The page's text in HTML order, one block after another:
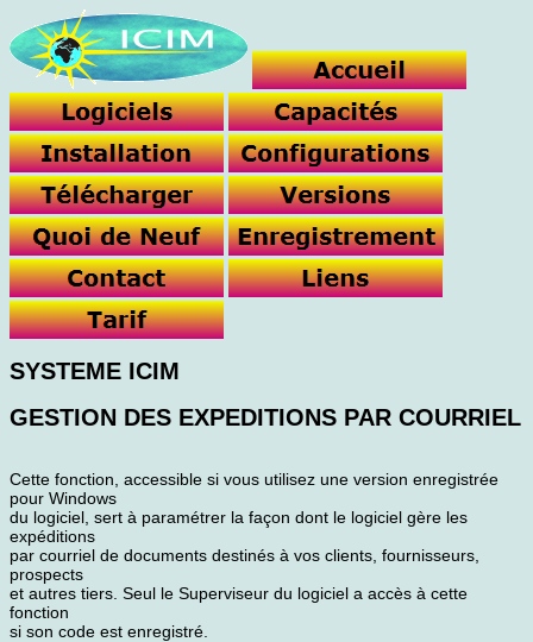
SYSTEME ICIM
GESTION DES EXPEDITIONS PAR COURRIEL
Cette fonction, accessible si vous utilisez une version enregistrée
pour Windows
du logiciel, sert à paramétrer la façon dont le logiciel gère les
expéditions
par courriel de documents destinés à vos clients, fournisseurs,
prospects
et autres tiers. Seul le Superviseur du logiciel a accès à cette
fonction
si son code est enregistré.